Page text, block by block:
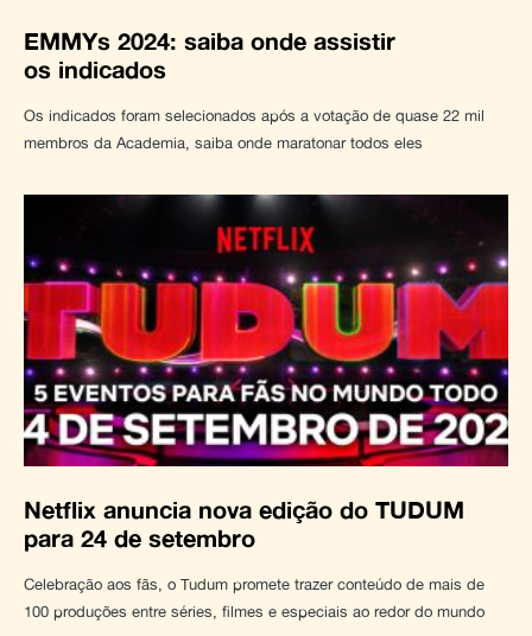
EMMYs 2024: saiba onde assistir
os indicados
Os indicados foram selecionados após a votação de quase 22 mil
membros da Academia, saiba onde maratonar todos eles
Netflix anuncia nova edição do TUDUM
para 24 de setembro
Celebração aos fãs, o Tudum promete trazer conteúdo de mais de
100 produções entre séries, filmes e especiais ao redor do mundo